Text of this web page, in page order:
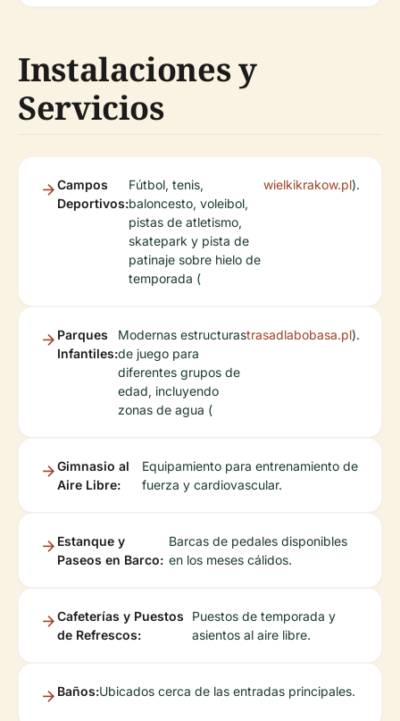
Instalaciones y
Servicios
Campos
Deportivos:
Fútbol, tenis,
baloncesto, voleibol,
pistas de atletismo,
skatepark y pista de
patinaje sobre hielo de
temporada (
wielkikrakow.pl).
Parques
Infantiles:
Modernas estructuras
de juego para
diferentes grupos de
edad, incluyendo
zonas de agua (
trasadlabobasa.pl).
Gimnasio al
Aire Libre:
Equipamiento para entrenamiento de
fuerza y cardiovascular.
Estanque y
Paseos en Barco:
Barcas de pedales disponibles
en los meses cálidos.
Cafeterías y Puestos
de Refrescos:
Puestos de temporada y
asientos al aire libre.
Baños:Ubicados cerca de las entradas principales.